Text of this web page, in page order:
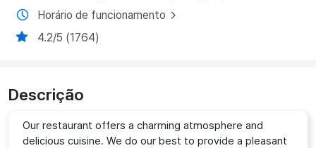
Horário de funcionamento
4.2/5 (1764)
Descrição
Our restaurant offers a charming atmosphere and
delicious cuisine. We do our best to provide a pleasant